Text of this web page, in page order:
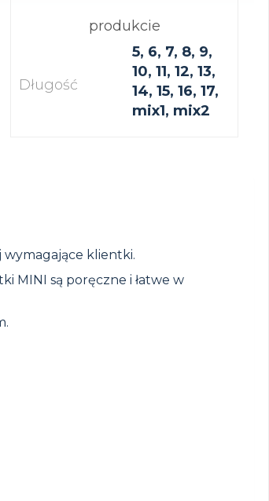
produkcie
Długość
5, 6, 7, 8, 9,
10, 11, 12, 13,
14, 15, 16, 17,
mix1, mix2
klientki.
MINI są poręczne i łatwe w